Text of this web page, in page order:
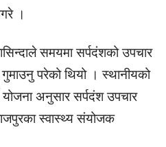
।
समयमा सर्पदंशको उपचार
परेको थियो । स्थानीयको
अनुसार सर्पदंश उपचार
स्वास्थ्य संयोजक